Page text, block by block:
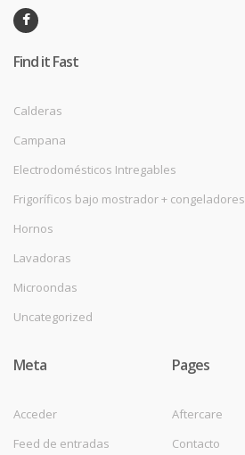
Find it Fast
Calderas
Campana
Electrodomésticos Intregables
Frigoríficos bajo mostrador + congeladores
Hornos
Lavadoras
Microondas
Uncategorized
Meta
Acceder
Feed de entradas
Pages
Aftercare
Contacto